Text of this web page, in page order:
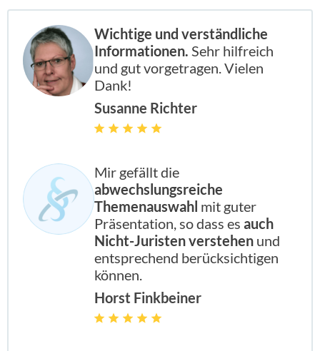
Wichtige und verständliche
Informationen. Sehr hilfreich
und gut vorgetragen. Vielen
Dank!
Susanne Richter
Mir gefällt die
abwechslungsreiche
Themenauswahl mit guter
Präsentation, so dass es auch
Nicht-Juristen verstehen und
entsprechend berücksichtigen
können.
Horst Finkbeiner